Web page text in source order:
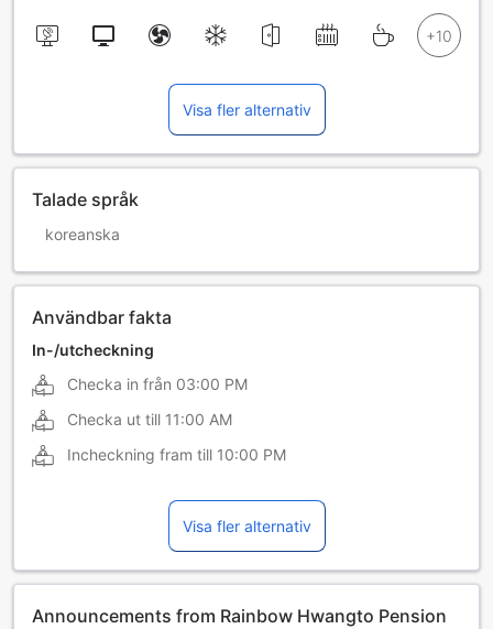
Visa fler alternativ
Talade språk
koreanska
Användbar fakta
In-/utcheckning
Checka in från 03:00 PM
Checka ut till 11:00 AM
Incheckning fram till 10:00 PM
Visa fler alternativ
Announcements from Rainbow Hwangto Pension